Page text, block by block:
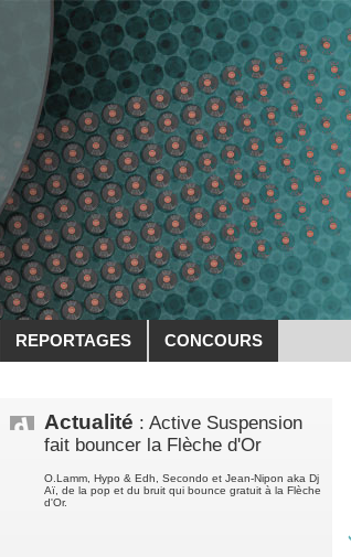
REPORTAGES CONCOURS
Actualité : Active Suspension
fait bouncer la Flèche d'Or
O.Lamm, Hypo & Edh, Secondo et Jean-Nipon aka Dj
Aï, de la pop et du bruit qui bounce gratuit à la Flèche
d'Or.